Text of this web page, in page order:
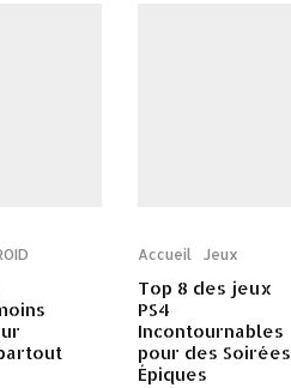
Accueil Jeux
Top 8 des jeux
PS4
Incontournables
pour des Soirées
Épiques